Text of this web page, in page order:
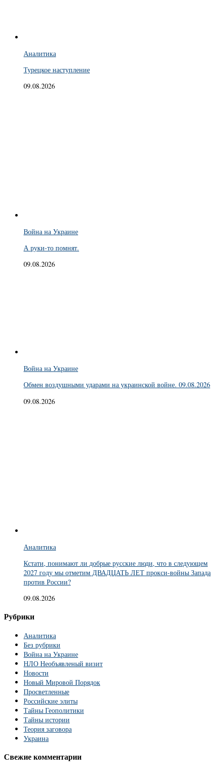
Аналитика
Турецкое наступление
09.08.2026
Война на Украине
А руки-то помнят.
09.08.2026
Война на Украине
Обмен воздушными ударами на украинской войне. 09.08.2026
09.08.2026
Аналитика
Кстати, понимают ли добрые русские люди, что в следующем
2027 году мы отметим ДВАДЦАТЬ ЛЕТ прокси-войны Запада
против России?
09.08.2026
Рубрики
Аналитика
Без рубрики
Война на Украине
НЛО Необъявленый визит
Новости
Новый Мировой Порядок
Просветленные
Российские элиты
Тайны Геополитики
Тайны истории
Теория заговора
Украина
Свежие комментарии